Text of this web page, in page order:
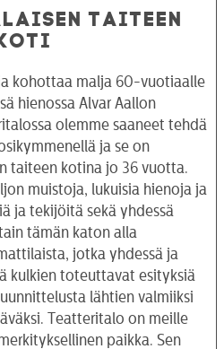
TAITEEN
kohottaa malja 60-vuotiaalle
hienossa Alvar Aallon
olemme saaneet tehdä
ja se on
taiteen kotina jo 36 vuotta.
muistoja, lukuisia hienoja ja
ja tekijöitä sekä yhdessä
tämän katon alla
jotka yhdessä ja
kulkien toteuttavat esityksiä
lähtien valmiiksi
Teatteritalo on meille
paikka. Sen